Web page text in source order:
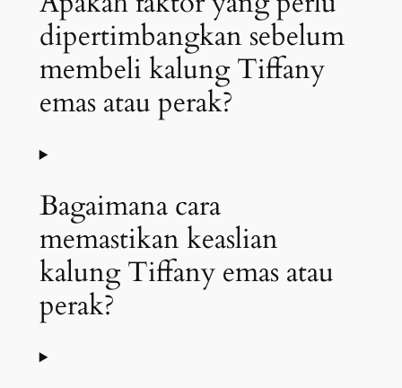
dipertimbangkan sebelum
membeli kalung Tiffany
emas atau perak?
Bagaimana cara
memastikan keaslian
kalung Tiffany emas atau
perak?